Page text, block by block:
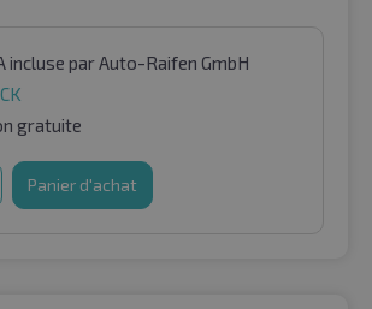
incluse par Auto-Raifen GmbH
gratuite
Panier d'achat